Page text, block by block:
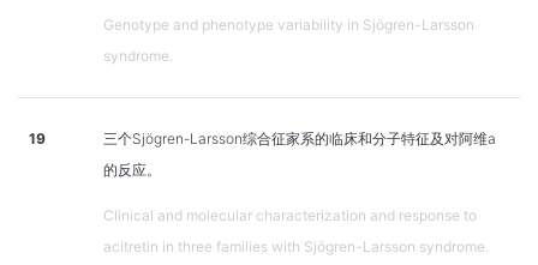
Genotype and phenotype variability in Sjögren-Larsson
syndrome.
19
三个Sjögren-Larsson综合征家系的临床和分子特征及对阿维a
的反应。
Clinical and molecular characterization and response to
acitretin in three families with Sjögren-Larsson syndrome.